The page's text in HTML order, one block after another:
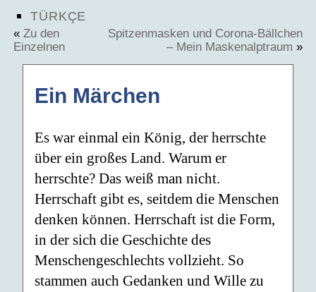
TÜRKÇE
« Zu den
Einzelnen
Spitzenmasken und Corona-Bällchen
– Mein Maskenalptraum »
Ein Märchen
Es war einmal ein König, der herrschte
über ein großes Land. Warum er
herrschte? Das weiß man nicht.
Herrschaft gibt es, seitdem die Menschen
denken können. Herrschaft ist die Form,
in der sich die Geschichte des
Menschengeschlechts vollzieht. So
stammen auch Gedanken und Wille zu